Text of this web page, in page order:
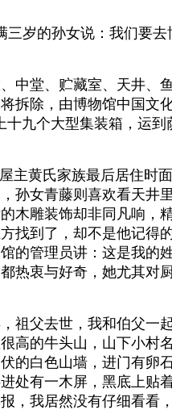
三岁的孙女说：我们要去
中堂、贮藏室、天井、鱼
拆除，由博物馆中国文
十九个大型集装箱，运到
主黄氏家族最后居住时面
孙女青藤则喜欢看天井
木雕装饰却非同凡响，
找到了，却不是他记得
的管理员讲：这是我的姓
热衷与好奇，她尤其对
祖父去世，我和伯父一
高的牛头山，山下小村
的白色山墙，进门有卵
处有一木屏，黑底上贴
，我居然没有仔细看看